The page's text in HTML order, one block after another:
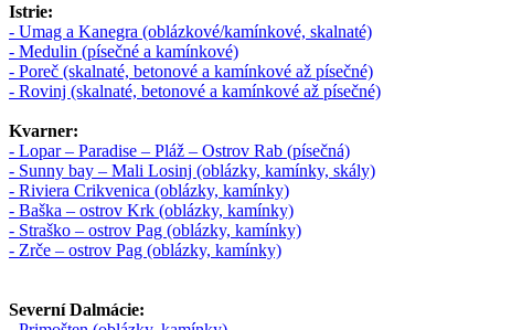
Istrie:
- Umag a Kanegra (oblázkové/kamínkové, skalnaté)
- Medulin (písečné a kamínkové)
- Poreč (skalnaté, betonové a kamínkové až písečné)
- Rovinj (skalnaté, betonové a kamínkové až písečné)
Kvarner:
- Lopar – Paradise – Pláž – Ostrov Rab (písečná)
- Sunny bay – Mali Losinj (oblázky, kamínky, skály)
- Riviera Crikvenica (oblázky, kamínky)
- Baška – ostrov Krk (oblázky, kamínky)
- Straško – ostrov Pag (oblázky, kamínky)
- Zrče – ostrov Pag (oblázky, kamínky)
Severní Dalmácie: